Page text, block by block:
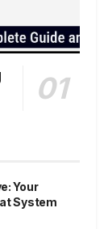
Your
System